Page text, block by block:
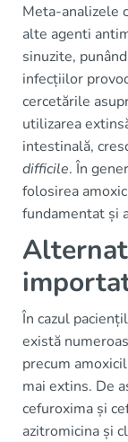
Meta-analizele
alte agenti
sinuzite,
infecțiilor
cercetările
utilizarea
intestinală,
difficile. În
folosirea
fundamentat și
În cazul
există
precum
mai extins. De
cefuroxima și
azitromicina și